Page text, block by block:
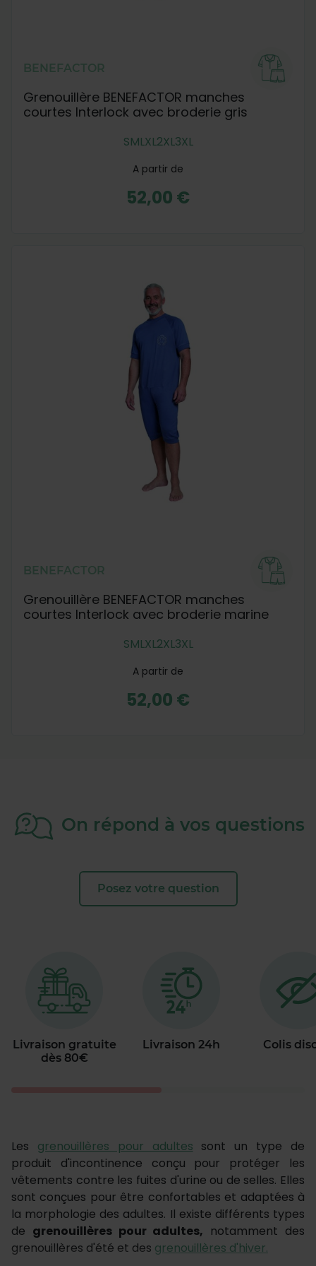
BENEFACTOR
Grenouillère BENEFACTOR manches
courtes Interlock avec broderie gris
SMLXL2XL3XL
A partir de
52,00 €
BENEFACTOR
Grenouillère BENEFACTOR manches
courtes Interlock avec broderie marine
SMLXL2XL3XL
A partir de
52,00 €
On répond à vos questions
Posez votre question
Livraison gratuite
dès 80€
Livraison 24h Colis
Les grenouillères pour adultes sont un type de
produit d'incontinence conçu pour protéger les
vêtements contre les fuites d'urine ou de selles. Elles
sont conçues pour être confortables et adaptées à
la morphologie des adultes. Il existe différents types
de grenouillères pour adultes, notamment des
grenouillères d'été et des grenouillères d'hiver.